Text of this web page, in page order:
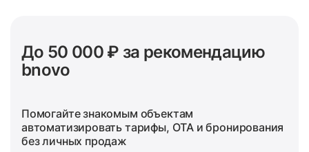
До 50 000 ₽ за рекомендацию
bnovo
Помогайте знакомым объектам
автоматизировать тарифы, OTA и бронирования
без личных продаж